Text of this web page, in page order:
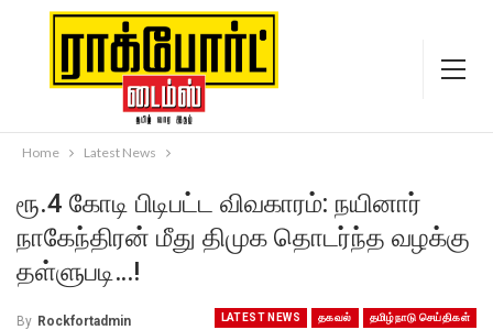
Home Latest News
ரூ.4 கோடி பிடிபட்ட விவகாரம்: நயினார்
நாகேந்திரன் மீது திமுக தொடர்ந்த வழக்கு
தள்ளுபடி…!
LATEST NEWS தகவல் தமிழ்நாடு செய்திகள்
By Rockfortadmin